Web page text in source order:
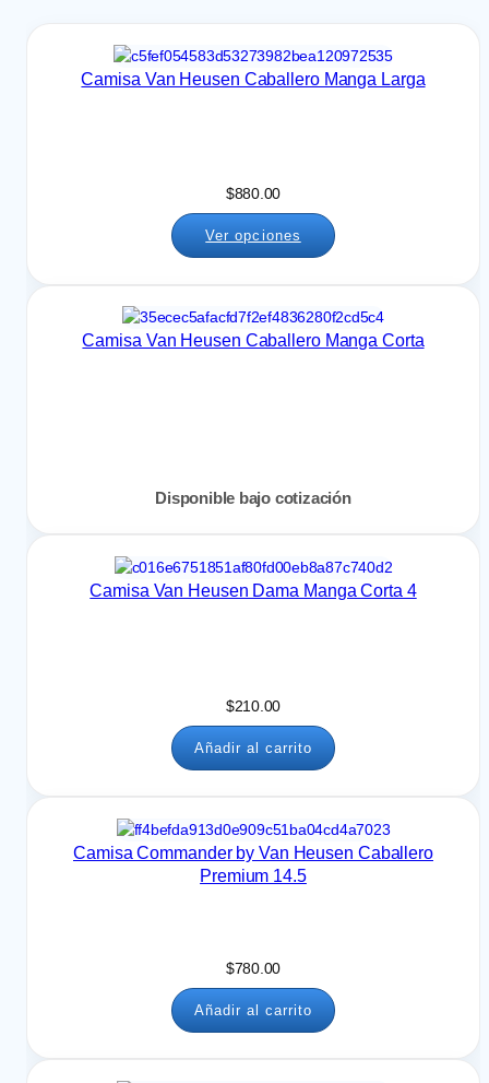
Camisa Van Heusen Caballero Manga Larga
$880.00
Ver opciones
Camisa Van Heusen Caballero Manga Corta
Disponible bajo cotización
Camisa Van Heusen Dama Manga Corta 4
$210.00
Añadir al carrito
Camisa Commander by Van Heusen Caballero
Premium 14.5
$780.00
Añadir al carrito